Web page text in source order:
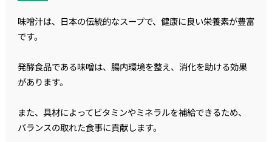
味噌汁は、日本の伝統的なスープで、健康に良い栄養素が豊富
です。
発酵食品である味噌は、腸内環境を整え、消化を助ける効果
があります。
また、具材によってビタミンやミネラルを補給できるため、
バランスの取れた食事に貢献します。